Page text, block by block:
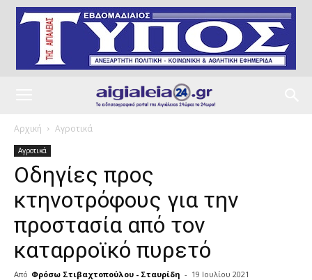
Αρχική Αγροτικά
Αγροτικά
Οδηγίες προς
κτηνοτρόφους για την
προστασία από τον
καταρροϊκό πυρετό
Από Φρόσω Στιβαχτοπούλου - Σταυρίδη - 19 Ιουλίου 2021